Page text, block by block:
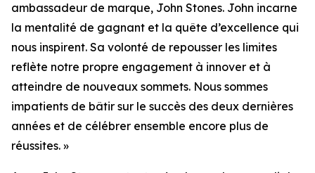
ambassadeur de marque, John Stones. John incarne
la mentalité de gagnant et la quête d’excellence qui
nous inspirent. Sa volonté de repousser les limites
reflète notre propre engagement à innover et à
atteindre de nouveaux sommets. Nous sommes
impatients de bâtir sur le succès des deux dernières
années et de célébrer ensemble encore plus de
réussites. »